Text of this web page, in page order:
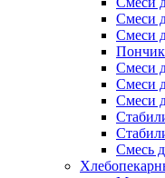
Смеси
Смеси
Cмеси
Смеси
Смеси
Смесь